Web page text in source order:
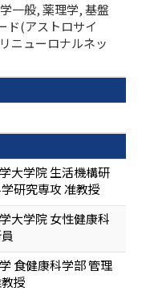
一般, 薬理学, 基盤
ド(アストロサイ
ニューロナルネッ
大学院 生活機構研
研究専攻 准教授
大学院 女性健康科
食健康科学部 管理
授